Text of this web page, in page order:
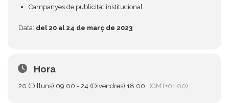
Campanyes de publicitat institucional
Data: del 20 al 24 de març de 2023
Hora
20 (Dilluns) 09:00 - 24 (Divendres) 18:00 (GMT+01:00)